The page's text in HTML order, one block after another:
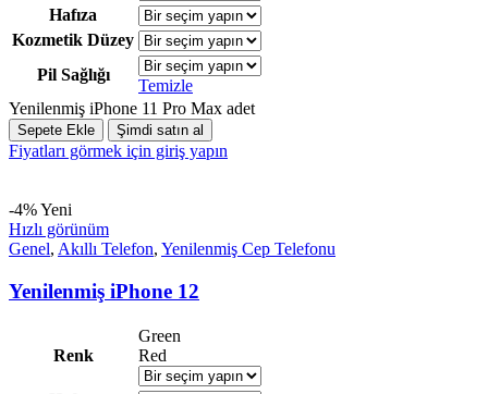
Hafıza
Kozmetik Düzey
Pil Sağlığı
Temizle
Yenilenmiş iPhone 11 Pro Max adet
Sepete Ekle Şimdi satın al
Fiyatları görmek için giriş yapın
-4%Yeni
Hızlı görünüm
Genel, Akıllı Telefon, Yenilenmiş Cep Telefonu
Yenilenmiş iPhone 12
Renk
Green
Red